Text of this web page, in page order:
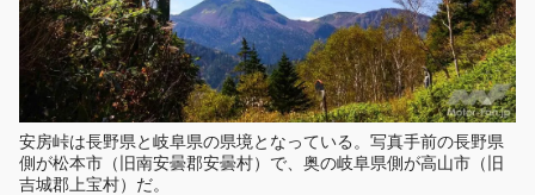
安房峠は長野県と岐阜県の県境となっている。写真手前の長野県
側が松本市（旧南安曇郡安曇村）で、奥の岐阜県側が高山市（旧
吉城郡上宝村）だ。